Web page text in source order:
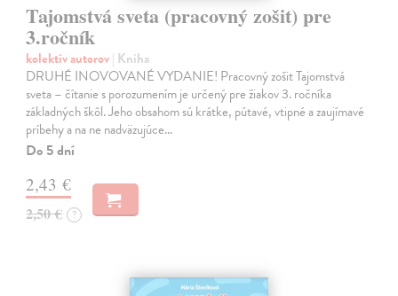
Tajomstvá sveta (pracovný zošit) pre
3.ročník
kolektív autorov| Kniha
DRUHÉ INOVOVANÉ VYDANIE! Pracovný zošit Tajomstvá
sveta – čítanie s porozumením je určený pre žiakov 3. ročníka
základných škôl. Jeho obsahom sú krátke, pútavé, vtipné a zaujímavé
príbehy a na ne nadväzujúce…
Do 5 dní
2,43 €
2,50 € ?